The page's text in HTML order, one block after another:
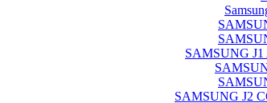
SAMSUNG J1
SAMSUNG J2